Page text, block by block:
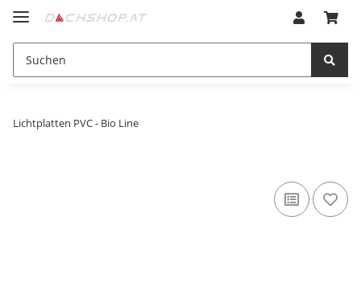
Lichtplatten PVC - Bio Line